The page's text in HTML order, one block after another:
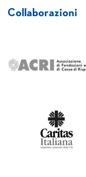
Collaborazioni